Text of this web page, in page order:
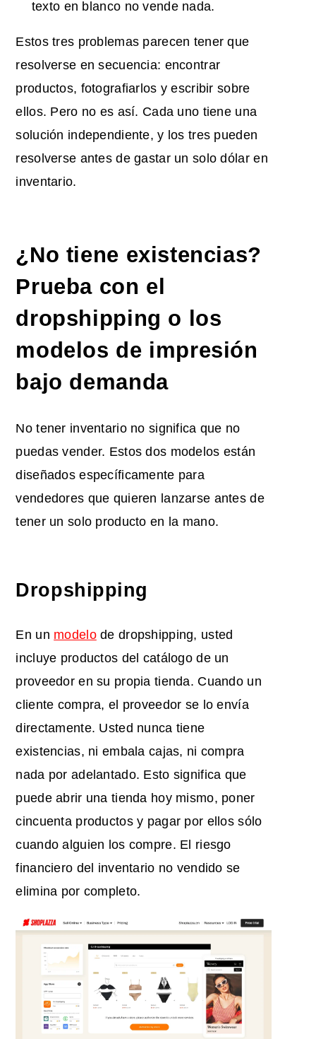
texto en blanco no vende nada.
Estos tres problemas parecen tener que
resolverse en secuencia: encontrar
productos, fotografiarlos y escribir sobre
ellos. Pero no es así. Cada uno tiene una
solución independiente, y los tres pueden
resolverse antes de gastar un solo dólar en
inventario.
¿No tiene existencias?
Prueba con el
dropshipping o los
modelos de impresión
bajo demanda
No tener inventario no significa que no
puedas vender. Estos dos modelos están
diseñados específicamente para
vendedores que quieren lanzarse antes de
tener un solo producto en la mano.
Dropshipping
En un modelode dropshipping, usted
incluye productos del catálogo de un
proveedor en su propia tienda. Cuando un
cliente compra, el proveedor se lo envía
directamente. Usted nunca tiene
existencias, ni embala cajas, ni compra
nada por adelantado. Esto significa que
puede abrir una tienda hoy mismo, poner
cincuenta productos y pagar por ellos sólo
cuando alguien los compre. El riesgo
financiero del inventario no vendido se
elimina por completo.